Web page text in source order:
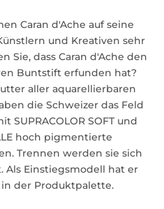
Caran d'Ache auf seine
und Kreativen sehr
Sie, dass Caran d'Ache den
Buntstift erfunden hat?
aller aquarellierbaren
die Schweizer das Feld
SOFT und
hoch pigmentierte
Trennen werden sie sich
Als Einstiegsmodell hat er
der Produktpalette.